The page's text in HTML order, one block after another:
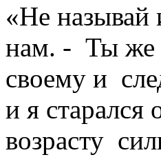
«Не называй
нам. - Ты же
своему и
и я старался
возрасту